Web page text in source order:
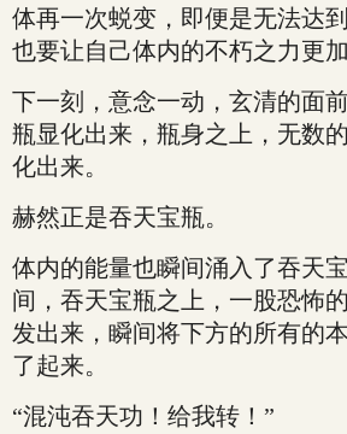
体再一次蜕变，即便是无法达
也要让自己体内的不朽之力更
下一刻，意念一动，玄清的面
瓶显化出来，瓶身之上，无数
化出来。
赫然正是吞天宝瓶。
体内的能量也瞬间涌入了吞天
间，吞天宝瓶之上，一股恐怖
发出来，瞬间将下方的所有的
了起来。
“混沌吞天功！给我转！”